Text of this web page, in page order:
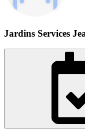
Jardins Services